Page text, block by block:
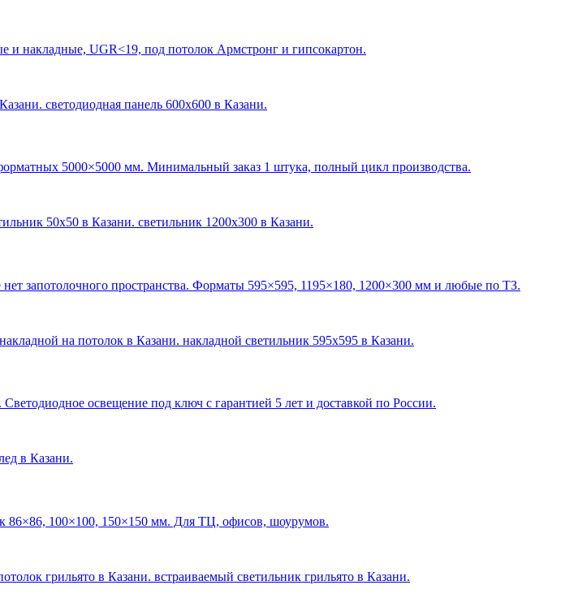
и накладные, UGR<19, под потолок Армстронг и гипсокартон.
светодиодная панель 600х600 в Казани.
5000×5000 мм. Минимальный заказ 1 штука, полный цикл производства.
50х50 в Казани. светильник 1200х300 в Казани.
запотолочного пространства. Форматы 595×595, 1195×180, 1200×300 мм и любые по ТЗ.
на потолок в Казани. накладной светильник 595х595 в Казани.
освещение под ключ с гарантией 5 лет и доставкой по России.
в Казани.
86×86, 100×100, 150×150 мм. Для ТЦ, офисов, шоурумов.
грильято в Казани. встраиваемый светильник грильято в Казани.